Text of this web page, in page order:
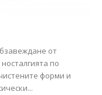
от
по
форми и